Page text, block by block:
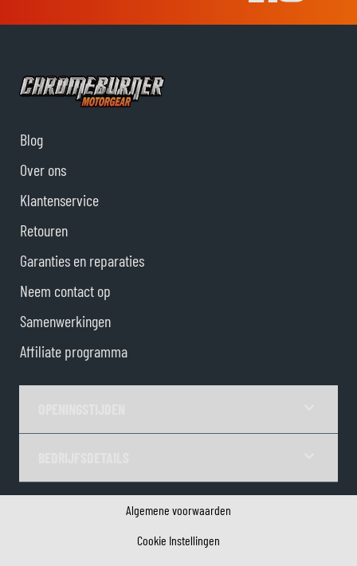
Blog
Over ons
Klantenservice
Retouren
Garanties en reparaties
Neem contact op
Samenwerkingen
Affiliate programma
Algemene voorwaarden
Cookie Instellingen